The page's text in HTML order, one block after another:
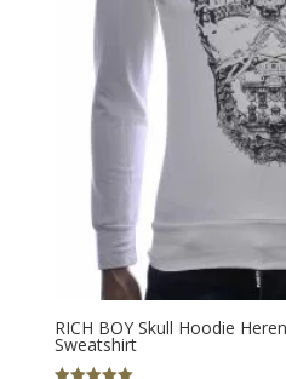
RICH BOY Skull Hoodie
Sweatshirt